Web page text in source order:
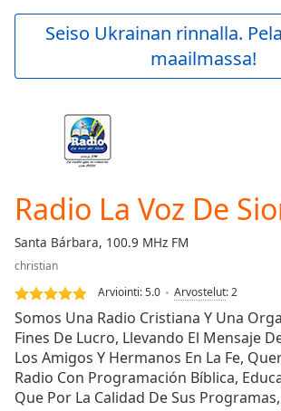
Video
Backward
Duration -:-
0.00%
Stream
TypeLIVE
live,
currently
behind
liveLIVE
Remaining
Time-
Seiso Ukrainan rinnalla.
maailmassa!
Radio La Voz De
Santa Bárbara, 100.9 MHz FM
christian
Arviointi:5.0 Arvostelut:2
Somos Una Radio Cristiana Y Una
Fines De Lucro, Llevando El Mensaje
Los Amigos Y Hermanos En La Fe,
Radio Con Programación Bíblica,
Que Por La Calidad De Sus